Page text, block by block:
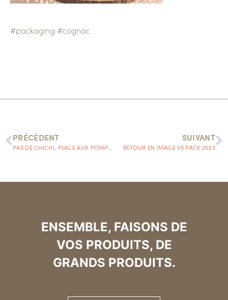
#packaging #cognac
PRÉCÉDENT SUIVANT
RETOUR EN IMAGE VS PACK 2023
ENSEMBLE, FAISONS DE
VOS PRODUITS, DE
GRANDS PRODUITS.